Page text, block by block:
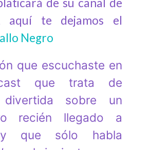
aquí te dejamos el
Negro
que escuchaste en
que trata de
divertida sobre un
recién llegado a
que sólo habla